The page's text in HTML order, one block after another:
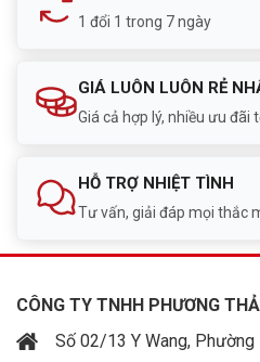
1 đổi 1 trong 7 ngày
GIÁ LUÔN LUÔN RẺ
Giá cả hợp lý, nhiều ưu đãi
HỖ TRỢ NHIỆT TÌNH
Tư vấn, giải đáp mọi thắc
CÔNG TY TNHH PHƯƠNG
Số 02/13 Y Wang,